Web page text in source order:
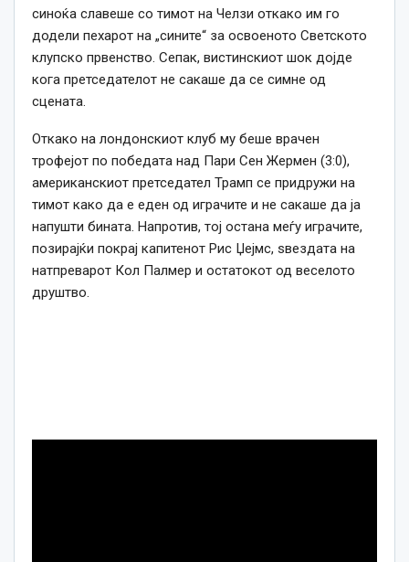
синоќа славеше со тимот на Челзи откако им го
додели пехарот на „сините“ за освоеното Светското
клупско првенство. Сепак, вистинскиот шок дојде
кога претседателот не сакаше да се симне од
сцената.
Откако на лондонскиот клуб му беше врачен
трофејот по победата над Пари Сен Жермен (3:0),
американскиот претседател Трамп се придружи на
тимот како да е еден од играчите и не сакаше да ја
напушти бината. Напротив, тој остана меѓу играчите,
позирајќи покрај капитенот Рис Џејмс, ѕвездата на
натпреварот Кол Палмер и остатокот од веселото
друштво.